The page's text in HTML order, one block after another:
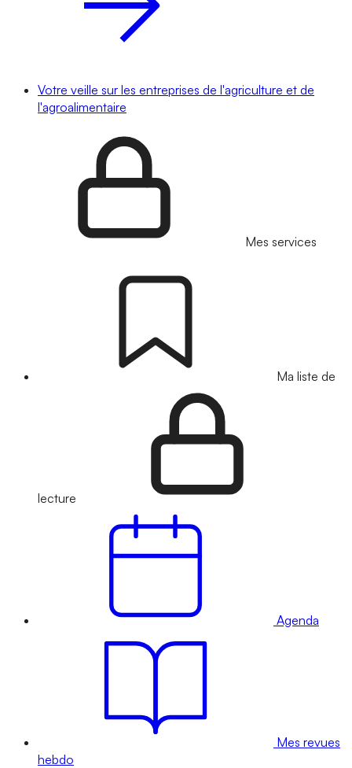
Votre veille sur les entreprises de l'agriculture et de
l'agroalimentaire
Mes services
Ma liste de
lecture
Agenda
Mes revues
hebdo